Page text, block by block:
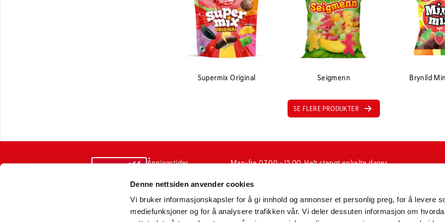
Denne nettsiden anvender cookies
Vi bruker informasjonskapsler for å gi innhold og annonser et personlig preg, for å levere
mediefunksjoner og for å analysere trafikken vår. Vi deler dessuten informasjon om
Supermix Original Seigmenn Brynild
SE FLERE PRODUKTER
Åpningstider
Man-fre 07.00 - 15.00. Helt stengt enkelte dager
enkelte inneklemte dager.
Sentralbord
(ubetjent)
Postadresse
N-1601 Fredrikstad